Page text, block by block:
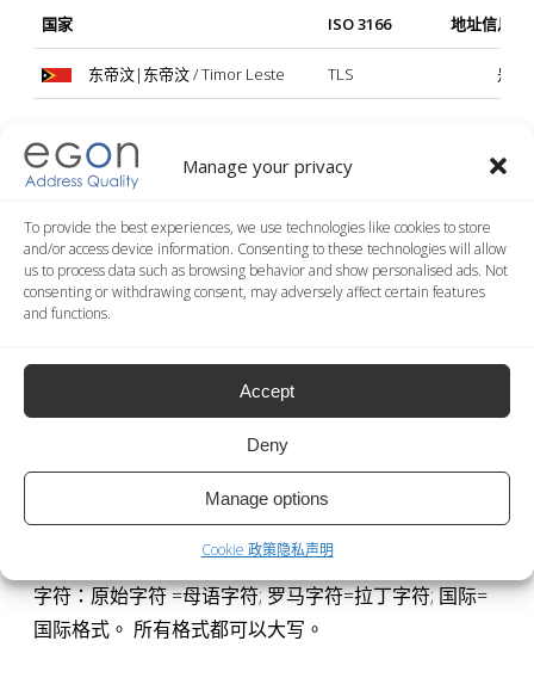
Manage your privacy
To provide the best experiences, we use technologies like cookies to store
and/or access device information. Consenting to these technologies will allow
us to process data such as browsing behavior and show personalised ads. Not
consenting or withdrawing consent, may adversely affect certain features
and functions.
Accept
Deny
Manage options
Cookie 政策隐私声明
国家 ISO 3166 地址信息规
东帝汶|东帝汶 / Timor Leste TLS 是
备注
地址信息规范化：是 = 可用的地址信息规范化服务；不
是= 不可用的地址信息规范化服务
地理编码: 是 = 可用的地理编码服务；不是= 不可用的地
理编码服务
重复信息的删除：是=可用的删除重复信息服务；不是=
不可用的删除重复信息服务
是 = 不可用的个人信息规范化
书写格式化：本地化-本土化 = 适用需要国家的语言格
式；拉丁语化=拉丁语言格式；音译= 使用音译的方式书
字符：原始字符 =母语字符; 罗马字符=拉丁字符; 国际=
国际格式。 所有格式都可以大写。